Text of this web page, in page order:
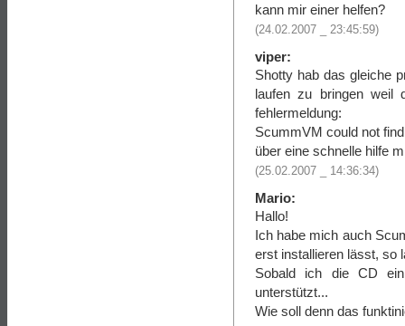
kann mir einer helfen?
(24.02.2007 _ 23:45:59)
viper:
Shotty hab das gleiche
laufen zu bringen
fehlermeldung:
ScummVM could not
über eine schnelle hilfe
(25.02.2007 _ 14:36:34)
Mario:
Hallo!
Ich habe mich auch
erst installieren lässt, so
Sobald ich die CD
unterstützt...
Wie soll denn das